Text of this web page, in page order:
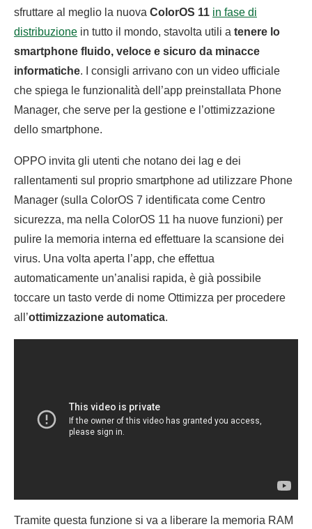
sfruttare al meglio la nuova ColorOS 11 in fase di
distribuzione in tutto il mondo, stavolta utili a tenere lo
smartphone fluido, veloce e sicuro da minacce
informatiche. I consigli arrivano con un video ufficiale
che spiega le funzionalità dell’app preinstallata Phone
Manager, che serve per la gestione e l’ottimizzazione
dello smartphone.
OPPO invita gli utenti che notano dei lag e dei
rallentamenti sul proprio smartphone ad utilizzare Phone
Manager (sulla ColorOS 7 identificata come Centro
sicurezza, ma nella ColorOS 11 ha nuove funzioni) per
pulire la memoria interna ed effettuare la scansione dei
virus. Una volta aperta l’app, che effettua
automaticamente un’analisi rapida, è già possibile
toccare un tasto verde di nome Ottimizza per procedere
all’ottimizzazione automatica.
Tramite questa funzione si va a liberare la memoria RAM